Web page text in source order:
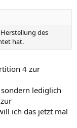
des
hat.
4 zur
lediglich
ich das jetzt mal